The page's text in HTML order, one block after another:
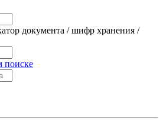
документа / шифр хранения /
поиске